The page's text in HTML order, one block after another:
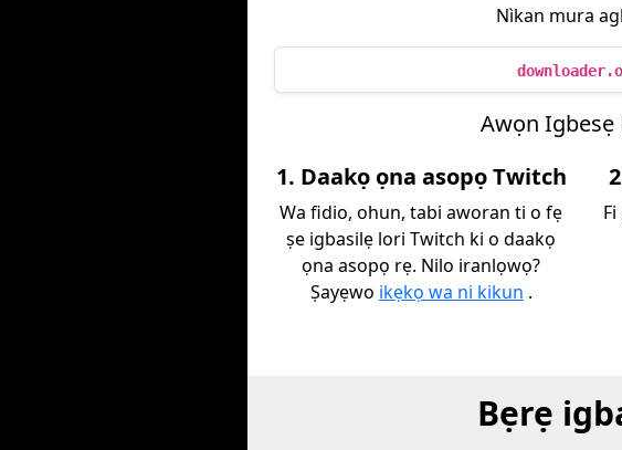
Nìkan mura
Awọn Igbesẹ
1. Daakọ ọna asopọ Twitch
Wa fidio, ohun, tabi aworan ti o fẹ
ṣe igbasilẹ lori Twitch ki o daakọ
ọna asopọ rẹ. Nilo iranlọwọ?
Ṣayẹwo ikẹkọ wa ni kikun .
Bẹrẹ